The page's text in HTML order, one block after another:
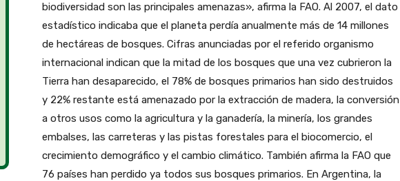
biodiversidad son las principales amenazas», afirma la FAO. Al 2007, el dato
estadístico indicaba que el planeta perdía anualmente más de 14 millones
de hectáreas de bosques. Cifras anunciadas por el referido organismo
internacional indican que la mitad de los bosques que una vez cubrieron la
Tierra han desaparecido, el 78% de bosques primarios han sido destruidos
y 22% restante está amenazado por la extracción de madera, la conversión
a otros usos como la agricultura y la ganadería, la minería, los grandes
embalses, las carreteras y las pistas forestales para el biocomercio, el
crecimiento demográfico y el cambio climático. También afirma la FAO que
76 países han perdido ya todos sus bosques primarios. En Argentina, la